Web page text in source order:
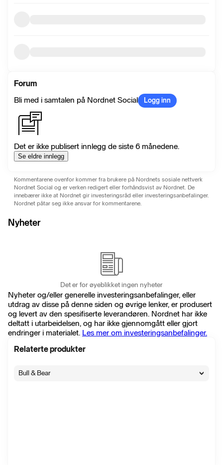
Forum
Bli med i samtalen på Nordnet Social
Logg inn
Det er ikke publisert innlegg de siste 6 månedene.
Se eldre innlegg
Kommentarene ovenfor kommer fra brukere på Nordnets sosiale nettverk
Nordnet Social og er verken redigert eller forhåndsvist av Nordnet. De
innebærer ikke at Nordnet gir investeringsråd eller investeringsanbefalinger.
Nordnet påtar seg ikke ansvar for kommentarene.
Nyheter
Det er for øyeblikket ingen nyheter
Nyheter og/eller generelle investeringsanbefalinger, eller
utdrag av disse på denne siden og øvrige lenker, er produsert
og levert av den spesifiserte leverandøren. Nordnet har ikke
deltatt i utarbeidelsen, og har ikke gjennomgått eller gjort
endringer i materialet. Les mer om investeringsanbefalinger.
Relaterte produkter
Bull & Bear